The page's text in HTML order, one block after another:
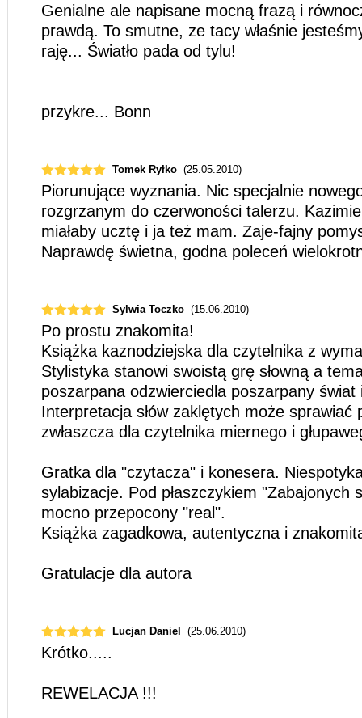
Genialne ale napisane mocną frazą i
prawdą. To smutne, ze tacy właśnie
raję... Światło pada od tylu!
przykre... Bonn
Tomek Ryłko (25.05.2010)
Piorunujące wyznania. Nic specjalnie
rozgrzanym do czerwoności talerzu.
miałaby ucztę i ja też mam. Zaje-fajny
Naprawdę świetna, godna poleceń
Sylwia Toczko (15.06.2010)
Po prostu znakomita!
Książka kaznodziejska dla czytelnika z
Stylistyka stanowi swoistą grę słowną a
poszarpana odzwierciedla poszarpany świat
Interpretacja słów zaklętych może sprawiać
zwłaszcza dla czytelnika miernego i
Gratka dla "czytacza" i konesera.
sylabizacje. Pod płaszczykiem "Zabajonych
mocno przepocony "real".
Książka zagadkowa, autentyczna i
Gratulacje dla autora
Lucjan Daniel (25.06.2010)
Krótko.....
REWELACJA !!!